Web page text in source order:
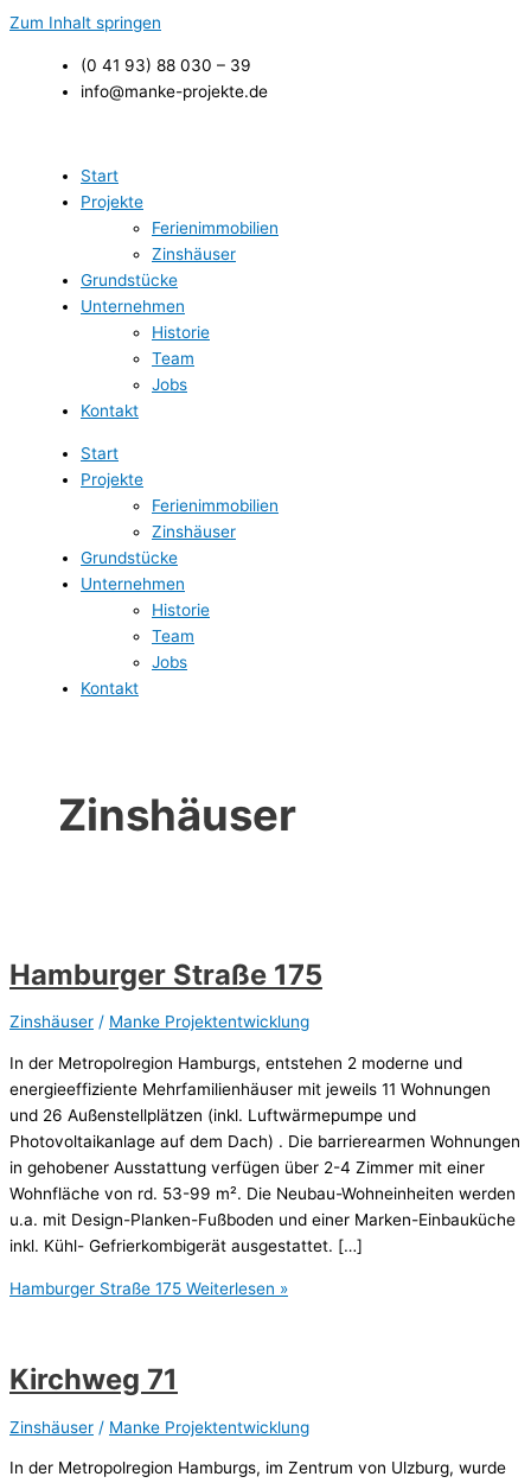
Zum Inhalt springen
(0 41 93) 88 030 – 39
info@manke-projekte.de
Start
Projekte
Ferienimmobilien
Zinshäuser
Grundstücke
Unternehmen
Historie
Team
Jobs
Kontakt
Start
Projekte
Ferienimmobilien
Zinshäuser
Grundstücke
Unternehmen
Historie
Team
Jobs
Kontakt
Zinshäuser
Hamburger Straße 175
Zinshäuser / Manke Projektentwicklung
In der Metropolregion Hamburgs, entstehen 2 moderne und
energieeffiziente Mehrfamilienhäuser mit jeweils 11 Wohnungen
und 26 Außenstellplätzen (inkl. Luftwärmepumpe und
Photovoltaikanlage auf dem Dach) . Die barrierearmen Wohnungen
in gehobener Ausstattung verfügen über 2-4 Zimmer mit einer
Wohnfläche von rd. 53-99 m². Die Neubau-Wohneinheiten werden
u.a. mit Design-Planken-Fußboden und einer Marken-Einbauküche
inkl. Kühl- Gefrierkombigerät ausgestattet. […]
Hamburger Straße 175 Weiterlesen »
Kirchweg 71
Zinshäuser / Manke Projektentwicklung
In der Metropolregion Hamburgs, im Zentrum von Ulzburg, wurde